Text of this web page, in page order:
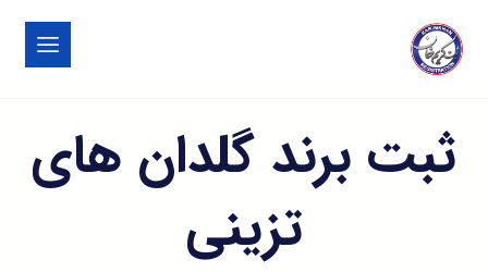
ثبت برند گلدان های
تزینی